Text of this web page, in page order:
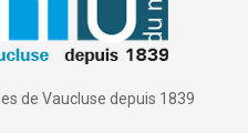
de Vaucluse depuis 1839